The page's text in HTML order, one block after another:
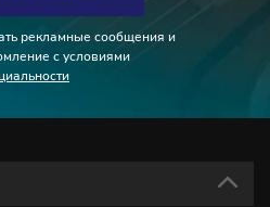
рекламные сообщения и
с условиями